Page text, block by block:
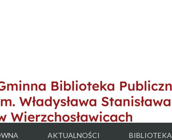
AKTUALNOŚCI BIBLIOTEKA